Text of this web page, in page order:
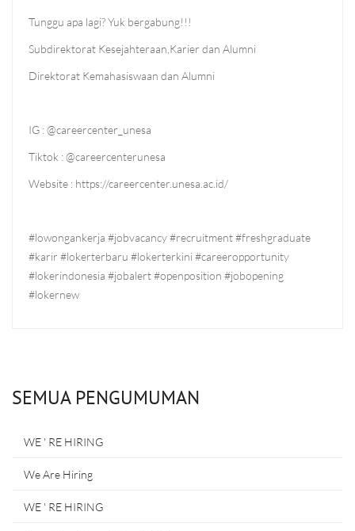
Tunggu apa lagi? Yuk bergabung!!!
Subdirektorat Kesejahteraan,Karier dan Alumni
Direktorat Kemahasiswaan dan Alumni
IG : @careercenter_unesa
Tiktok : @careercenterunesa
Website : https://careercenter.unesa.ac.id/
#lowongankerja #jobvacancy #recruitment #freshgraduate
#karir #lokerterbaru #lokerterkini #careeropportunity
#lokerindonesia #jobalert #openposition #jobopening
#lokernew
SEMUA PENGUMUMAN
WE ' RE HIRING
We Are Hiring
WE ' RE HIRING